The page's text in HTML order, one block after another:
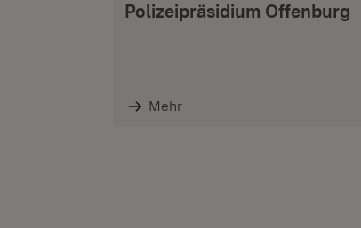
Polizeipräsidium Offenburg
Mehr